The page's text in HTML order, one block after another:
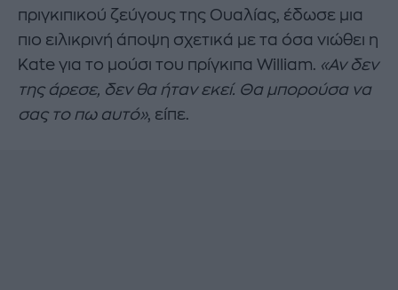
πριγκιπικού ζεύγους της Ουαλίας, έδωσε μια
πιο ειλικρινή άποψη σχετικά με τα όσα νιώθει η
Kate για το μούσι του πρίγκιπα William. «Αν δεν
της άρεσε, δεν θα ήταν εκεί. Θα μπορούσα να
σας το πω αυτό», είπε.